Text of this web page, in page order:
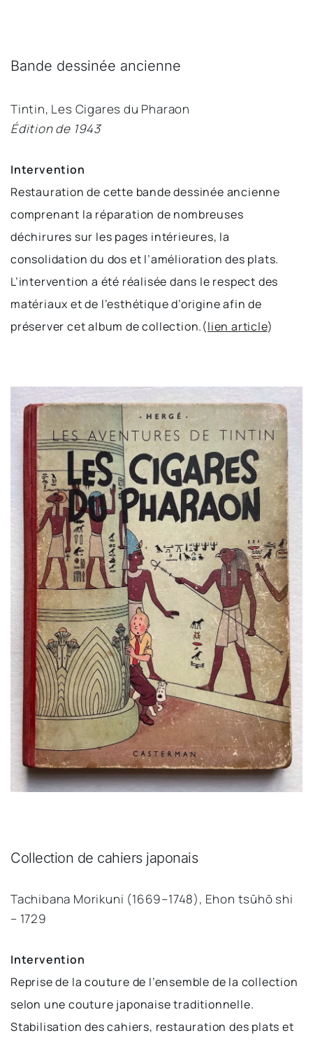
Bande dessinée ancienne
Tintin, Les Cigares du Pharaon
Édition de 1943
Intervention
Restauration de cette bande dessinée ancienne
comprenant la réparation de nombreuses
déchirures sur les pages intérieures, la
consolidation du dos et l’amélioration des plats.
L’intervention a été réalisée dans le respect des
matériaux et de l’esthétique d’origine afin de
préserver cet album de collection.(lien article)
Collection de cahiers japonais
Tachibana Morikuni (1669–1748), Ehon tsūhō shi
– 1729
Intervention
Reprise de la couture de l’ensemble de la collection
selon une couture japonaise traditionnelle.
Stabilisation des cahiers, restauration des plats et